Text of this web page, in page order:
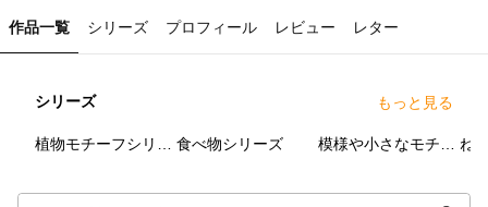
作品一覧 シリーズ プロフィール レビュー レター
シリーズ もっと見る
食べ物シリーズ ね